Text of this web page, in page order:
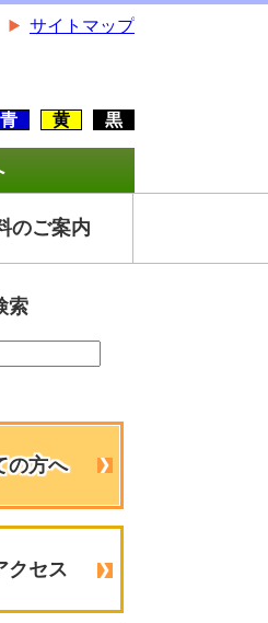
サイトマップ
青 黄 黒
のご案内
索
の方へ
クセス